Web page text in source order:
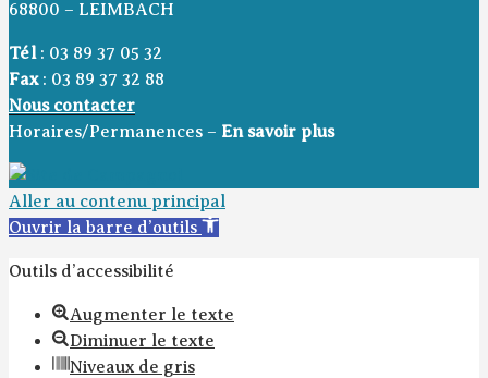
68800 – LEIMBACH
Tél : 03 89 37 05 32
Fax: 03 89 37 32 88
Nous contacter
Horaires/Permanences – En savoir plus
Aller au contenu principal
Ouvrir la barre d’outils
Outils d’accessibilité
Augmenter le texte
Diminuer le texte
Niveaux de gris